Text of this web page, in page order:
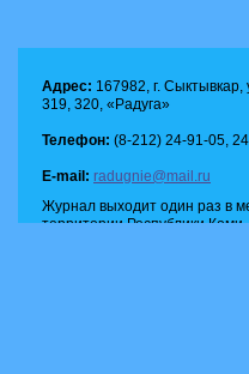
Адрес: 167982, г.
319, 320, «Радуга»
Телефон: (8-212) 24-91-05,
E-mail: radugnie@mail.ru
Журнал выходит один раз в
территории Республики Коми.